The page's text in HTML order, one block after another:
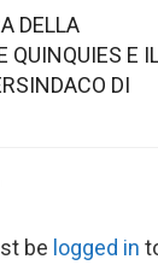
DELLA
QUINQUIES E
DI
be logged in